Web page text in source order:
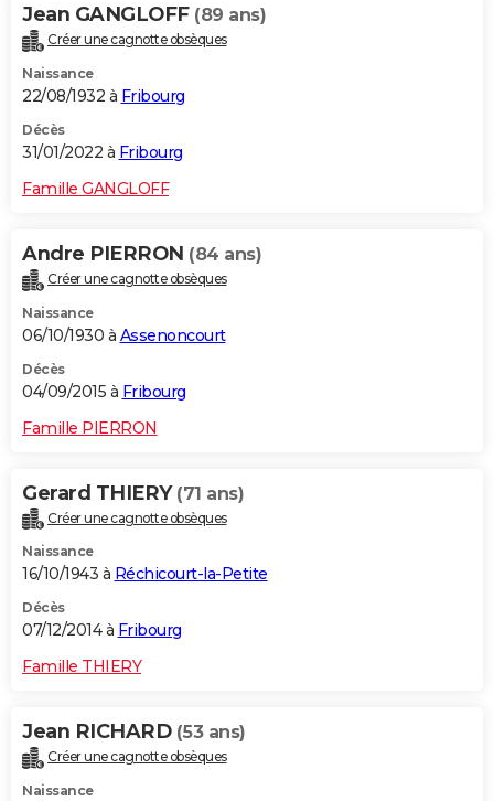
Bricolage
Lifestyle
Culture
Sport
Auto
Television
Voyage
Cinema
Jean GANGLOFF (89 ans)
Créer une cagnotte obsèques
Naissance
22/08/1932 à Fribourg
Décès
31/01/2022 à Fribourg
Famille GANGLOFF
Andre PIERRON (84 ans)
Créer une cagnotte obsèques
Naissance
06/10/1930 à Assenoncourt
Décès
04/09/2015 à Fribourg
Famille PIERRON
Gerard THIERY (71 ans)
Créer une cagnotte obsèques
Naissance
16/10/1943 à Réchicourt-la-Petite
Décès
07/12/2014 à Fribourg
Famille THIERY
Jean RICHARD (53 ans)
Créer une cagnotte obsèques
Naissance